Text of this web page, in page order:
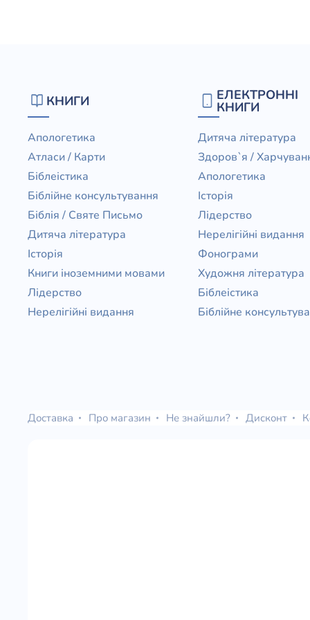
КНИГИ
Апологетика
Атласи / Карти
Біблеістика
Біблійне консультування
Біблія / Святе Письмо
Дитяча література
Історія
Книги іноземними мовами
Лідерство
Нерелігійні видання
ЕЛЕКТРОННІ
КНИГИ
Дитяча література
Здоров`я /
Апологетика
Історія
Лідерство
Нерелігійні видання
Фонограми
Художня література
Біблеістика
Біблійне
Доставка Про магазин Не знайшли? Дисконт